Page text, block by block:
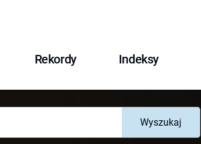
Rekordy Indeksy
Wyszukaj